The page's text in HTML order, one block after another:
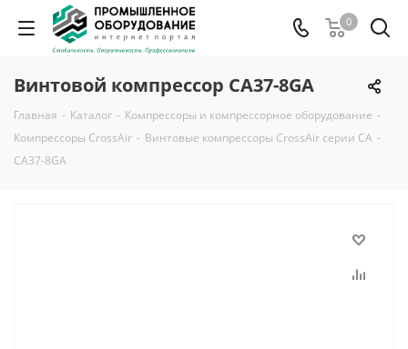
0
Винтовой компрессор CA37-8GA
Главная - Каталог - Компрессоры и компрессорное оборудование -
Компрессоры CrossAir - Винтовые компрессоры CrossAir серии CA -
CA37-8GA